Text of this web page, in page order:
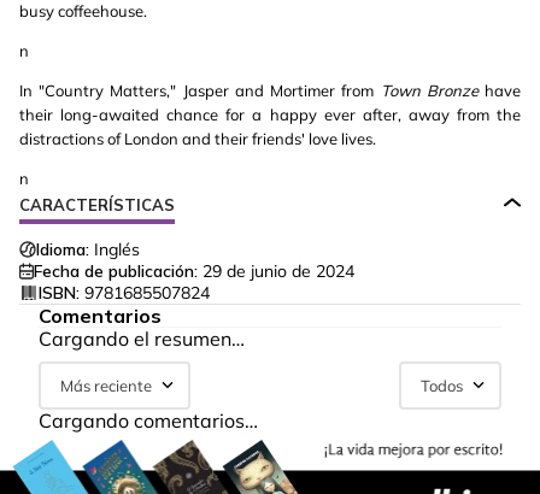
busy coffeehouse.
n
In "Country Matters," Jasper and Mortimer from Town Bronzehave
their long-awaited chance for a happy ever after, away from the
distractions of London and their friends' love lives.
n
CARACTERÍSTICAS
Idioma: Inglés
Fecha de publicación: 29 de junio de 2024
ISBN: 9781685507824
Comentarios
Cargando el resumen…
Más reciente Todos
Cargando comentarios…